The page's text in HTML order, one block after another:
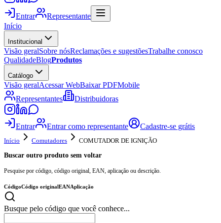
Entrar
Representante
Início
Institucional
Visão geralSobre nósReclamações e sugestõesTrabalhe conosco
QualidadeBlogProdutos
Catálogo
Visão geralAcessar WebBaixar PDFMobile
Representantes
Distribuidoras
Entrar Entrar como representante Cadastre-se grátis
Início Comutadores
COMUTADOR DE IGNIÇÃO
Buscar outro produto sem voltar
Pesquise por código, código original, EAN, aplicação ou descrição.
CódigoCódigo originalEANAplicação
Busque pelo código que você conhec